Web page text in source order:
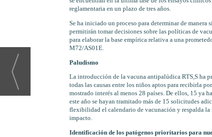
reglamentaria en un plazo de tres años.
Se ha iniciado un proceso para determinar de manera
permitirán tomar decisiones sobre las políticas de
para elaborar la base empírica relativa a una
M72/AS01E.
Paludismo
La introducción de la vacuna antipalúdica RTS,S ha
todas las causas entre los niños aptos para recibirla
mostrado interés al menos 28 países. De ellos, 15 ya
este año se hayan tramitado más de 15 solicitudes
flexibilidad el calendario de vacunación y respalda la
impacto.
Identificación de los patógenos prioritarios para